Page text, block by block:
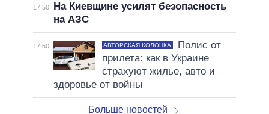
17:50
На Киевщине усилят безопасность
на АЗС
17:50 АВТОРСКАЯ КОЛОНКА
Полис от
прилета: как в Украине
страхуют жилье, авто и
здоровье от войны
Больше новостей